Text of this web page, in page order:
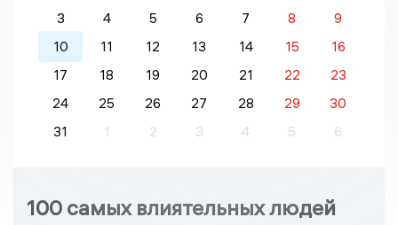
3
4 5 6 7 8
9
10
11 12 13 14 15
16
17
18 19 20 21 22
23
24
25 26 27 28 29
30
31
1 2 3 4 5 6
100 самых влиятельных людей